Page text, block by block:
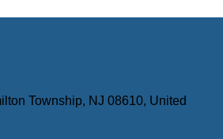
Township, NJ 08610, United